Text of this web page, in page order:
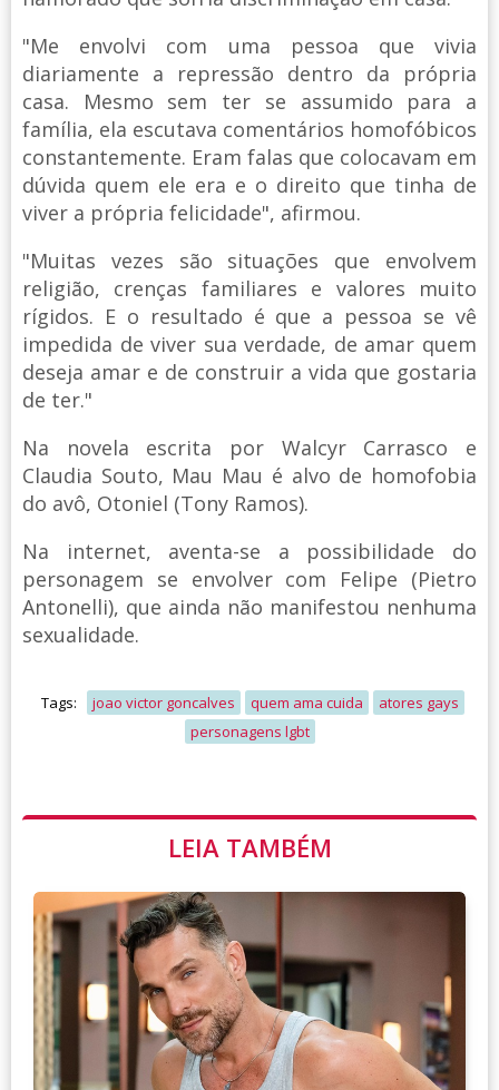
"Me envolvi com uma pessoa que vivia
diariamente a repressão dentro da própria
casa. Mesmo sem ter se assumido para a
família, ela escutava comentários homofóbicos
constantemente. Eram falas que colocavam em
dúvida quem ele era e o direito que tinha de
viver a própria felicidade", afirmou.
"Muitas vezes são situações que envolvem
religião, crenças familiares e valores muito
rígidos. E o resultado é que a pessoa se vê
impedida de viver sua verdade, de amar quem
deseja amar e de construir a vida que gostaria
de ter."
Na novela escrita por Walcyr Carrasco e
Claudia Souto, Mau Mau é alvo de homofobia
do avô, Otoniel (Tony Ramos).
Na internet, aventa-se a possibilidade do
personagem se envolver com Felipe (Pietro
Antonelli), que ainda não manifestou nenhuma
sexualidade.
Tags: joao victor goncalves quem ama cuida
atores gays
personagens lgbt
LEIA TAMBÉM